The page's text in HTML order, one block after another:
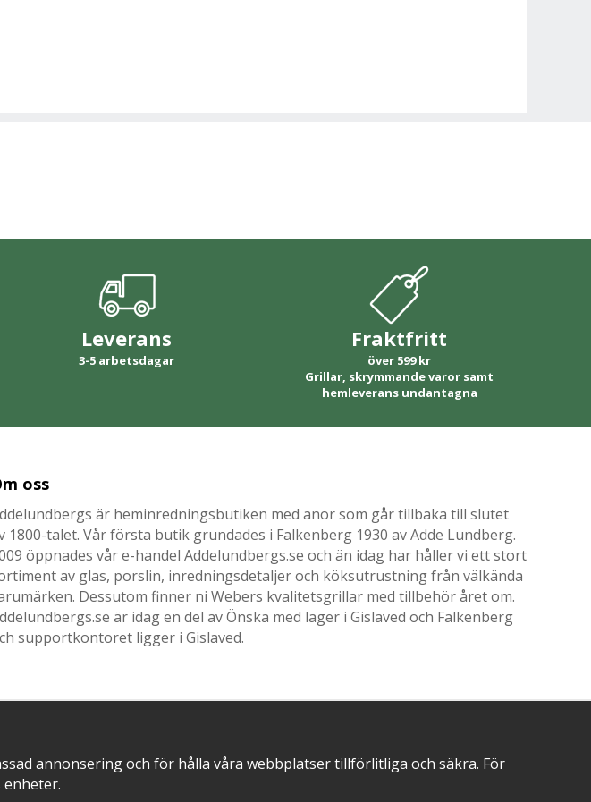
Leverans
3-5 arbetsdagar
Fraktfritt
över 599 kr
Grillar, skrymmande varor samt
hemleverans undantagna
oss
är heminredningsbutiken med anor som går tillbaka till slutet
1800-talet. Vår första butik grundades i Falkenberg 1930 av Adde Lundberg.
öppnades vår e-handel Addelundbergs.se och än idag har håller vi ett stort
av glas, porslin, inredningsdetaljer och köksutrustning från välkända
Dessutom finner ni Webers kvalitetsgrillar med tillbehör året om.
är idag en del av Önska med lager i Gislaved och Falkenberg
supportkontoret ligger i Gislaved.
POSITIVA OMDÖMEN PÅ
annonsering och för hålla våra webbplatser tillförlitliga och säkra. För